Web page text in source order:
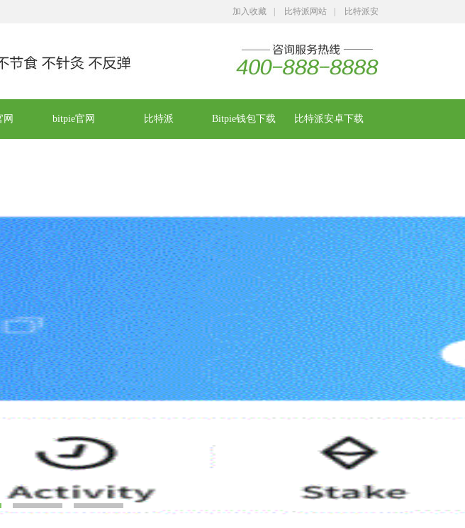
加入收藏 比特派网站 比特派安
网 bitpie官网 比特派 Bitpie钱包下载 比特派安卓下载